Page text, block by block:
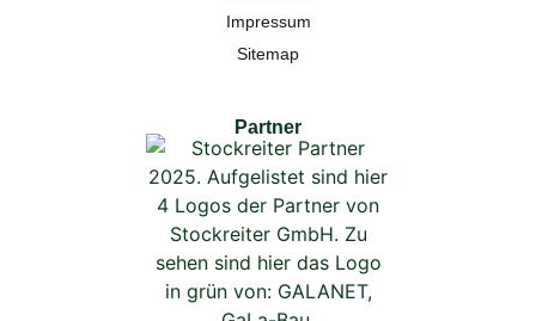
Impressum
Sitemap
Partner